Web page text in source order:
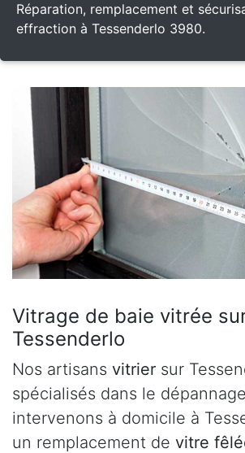
Réparation, remplacement et
effraction à Tessenderlo 3980.
Vitrage de baie vitrée
Tessenderlo
Nos artisans vitrier sur
spécialisés dans le dépannage
intervenons à domicile à
un remplacement de vitre